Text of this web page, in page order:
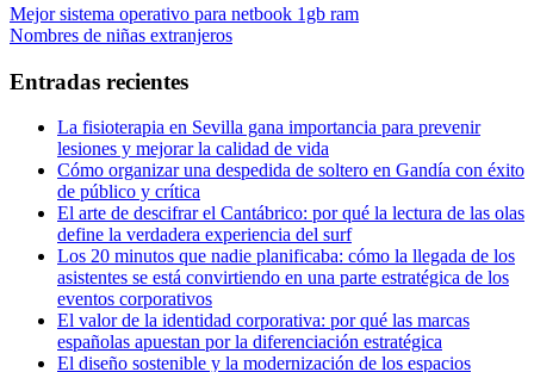
Navegación
de
entradas
Entrada
anterior:
Mejor sistema operativo para netbook 1gb ram
Entrada
Nombres de niñas extranjeros
Entradas recientes
La fisioterapia en Sevilla gana importancia para prevenir
lesiones y mejorar la calidad de vida
Cómo organizar una despedida de soltero en Gandía con éxito
de público y crítica
El arte de descifrar el Cantábrico: por qué la lectura de las olas
define la verdadera experiencia del surf
Los 20 minutos que nadie planificaba: cómo la llegada de los
asistentes se está convirtiendo en una parte estratégica de los
eventos corporativos
El valor de la identidad corporativa: por qué las marcas
españolas apuestan por la diferenciación estratégica
El diseño sostenible y la modernización de los espacios